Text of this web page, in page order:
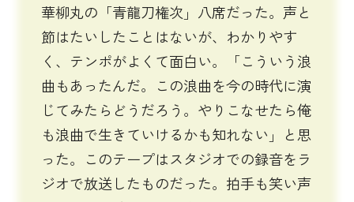
華柳丸の「青龍刀権次」八席だった。声と
節はたいしたことはないが、わかりやす
く、テンポがよくて面白い。「こういう浪
曲もあったんだ。この浪曲を今の時代に演
じてみたらどうだろう。やりこなせたら俺
も浪曲で生きていけるかも知れない」と思
った。このテープはスタジオでの録音をラ
ジオで放送したものだった。拍手も笑い声